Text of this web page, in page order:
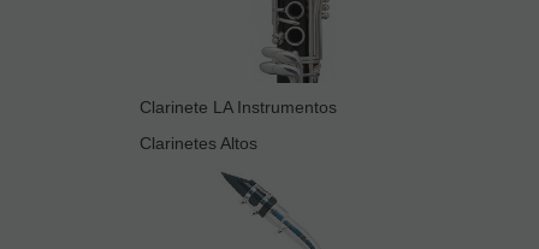
Clarinete LA Instrumentos
Clarinetes Altos